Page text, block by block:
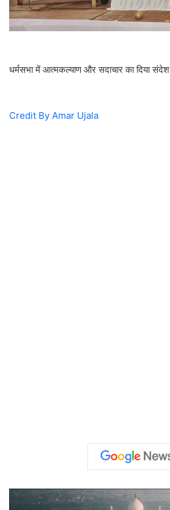
l
धर्मसभा में आत्मकल्याण और सदाचार का दिया संदेश
Credit By Amar Ujala